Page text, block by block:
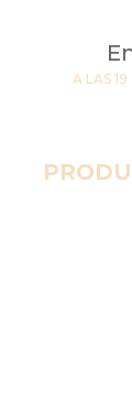
A LAS